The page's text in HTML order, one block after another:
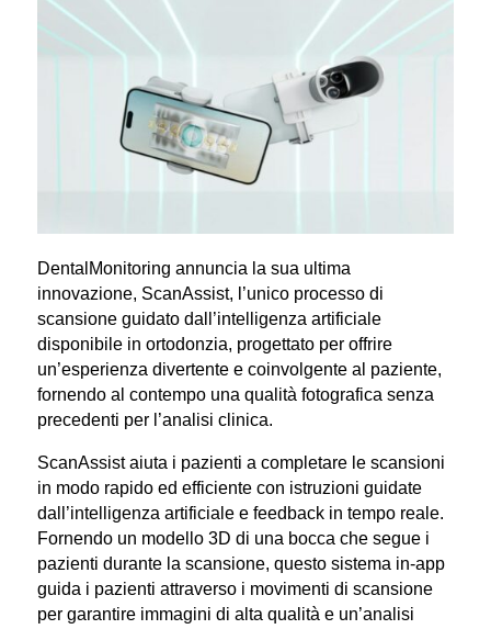
DentalMonitoring annuncia la sua ultima
innovazione, ScanAssist, l’unico processo di
scansione guidato dall’intelligenza artificiale
disponibile in ortodonzia, progettato per offrire
un’esperienza divertente e coinvolgente al paziente,
fornendo al contempo una qualità fotografica senza
precedenti per l’analisi clinica.
ScanAssist aiuta i pazienti a completare le scansioni
in modo rapido ed efficiente con istruzioni guidate
dall’intelligenza artificiale e feedback in tempo reale.
Fornendo un modello 3D di una bocca che segue i
pazienti durante la scansione, questo sistema in-app
guida i pazienti attraverso i movimenti di scansione
per garantire immagini di alta qualità e un’analisi